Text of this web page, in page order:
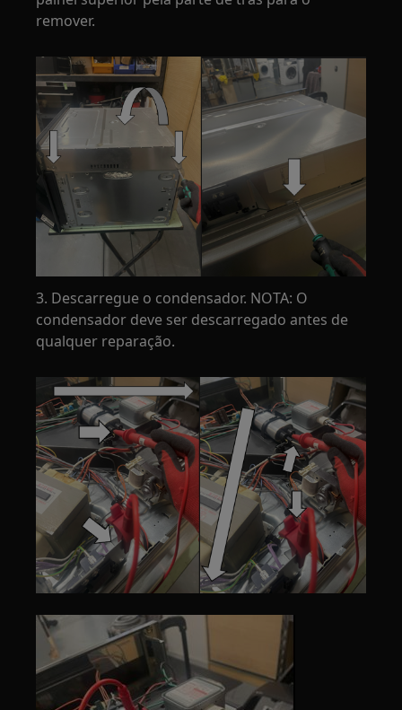
remover.
3. Descarregue o condensador. NOTA: O
condensador deve ser descarregado antes de
qualquer reparação.